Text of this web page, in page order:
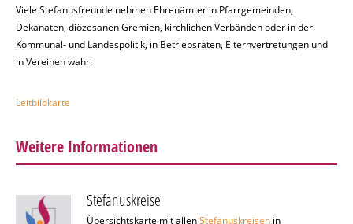
Viele Stefanusfreunde nehmen Ehrenämter in Pfarrgemeinden,
Dekanaten, diözesanen Gremien, kirchlichen Verbänden oder in der
Kommunal- und Landespolitik, in Betriebsräten, Elternvertretungen und
in Vereinen wahr.
Leitbildkarte
Weitere Informationen
Stefanuskreise
Übersichtskarte mit allenStefanuskreisen in